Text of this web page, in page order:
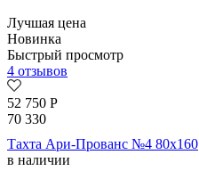
Лучшая цена
Новинка
Быстрый просмотр
4 отзывов
52 750 Р
70 330
Тахта Ари-Прованс №4 80х160
в наличии